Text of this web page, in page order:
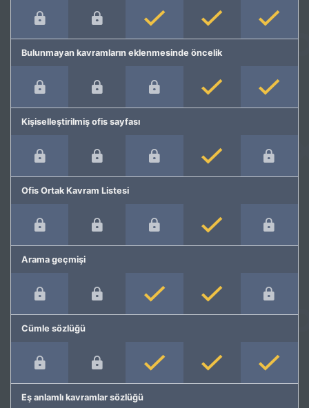
Bulunmayan kavramların eklenmesinde öncelik
Kişiselleştirilmiş ofis sayfası
Ofis Ortak Kavram Listesi
Arama geçmişi
Cümle sözlüğü
Eş anlamlı kavramlar sözlüğü